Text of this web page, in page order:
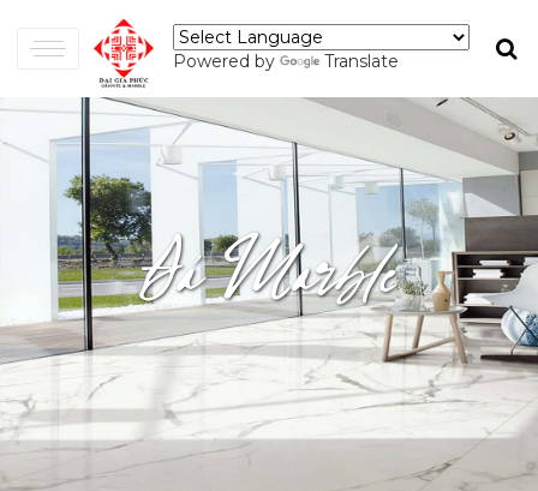
Powered by Translate
Đá Marble